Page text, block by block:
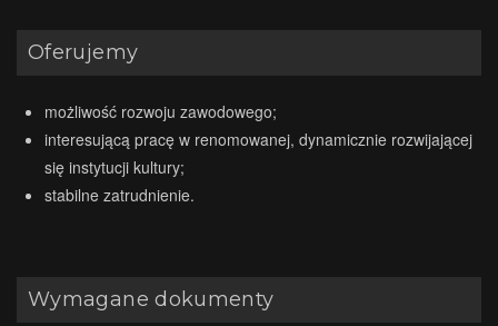
Oferujemy
możliwość rozwoju zawodowego;
interesującą pracę w renomowanej, dynamicznie rozwijającej
się instytucji kultury;
stabilne zatrudnienie.
Wymagane dokumenty